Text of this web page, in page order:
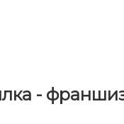
-